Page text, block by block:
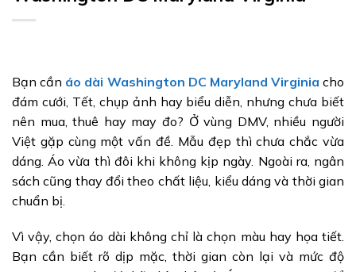
Bạn cần áo dài Washington DC Maryland Virginia cho
đám cưới, Tết, chụp ảnh hay biểu diễn, nhưng chưa biết
nên mua, thuê hay may đo? Ở vùng DMV, nhiều người
Việt gặp cùng một vấn đề. Mẫu đẹp thì chưa chắc vừa
dáng. Áo vừa thì đôi khi không kịp ngày. Ngoài ra, ngân
sách cũng thay đổi theo chất liệu, kiểu dáng và thời gian
chuẩn bị.
Vì vậy, chọn áo dài không chỉ là chọn màu hay họa tiết.
Bạn cần biết rõ dịp mặc, thời gian còn lại và mức độ